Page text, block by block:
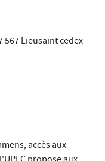
567 Lieusaint cedex
accès aux